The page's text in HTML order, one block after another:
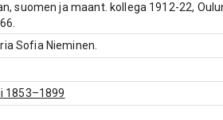
suomen ja maant. kollega 1912-22,
Sofia Nieminen.
1853–1899